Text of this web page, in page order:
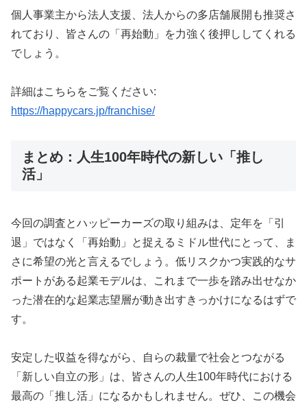
個人事業主から法人支援、法人からの多店舗展開も推奨さ
れており、皆さんの「再始動」を力強く後押ししてくれる
でしょう。
詳細はこちらをご覧ください:
https://happycars.jp/franchise/
まとめ：人生100年時代の新しい「推し
活」
今回の調査とハッピーカーズの取り組みは、定年を「引
退」ではなく「再始動」と捉えるミドル世代にとって、ま
さに希望の光と言えるでしょう。低リスクかつ実践的なサ
ポートがある起業モデルは、これまで一歩を踏み出せなか
った潜在的な起業志望層が動き出すきっかけになるはずで
す。
安定した収益を得ながら、自らの裁量で社会とつながる
「新しい自立の形」は、皆さんの人生100年時代における
最高の「推し活」になるかもしれません。ぜひ、この機会